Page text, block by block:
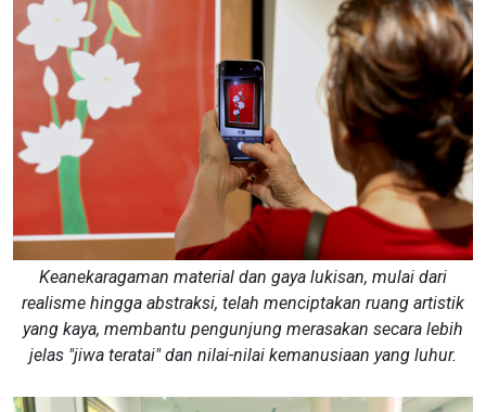
Keanekaragaman material dan gaya lukisan, mulai dari
realisme hingga abstraksi, telah menciptakan ruang artistik
yang kaya, membantu pengunjung merasakan secara lebih
jelas "jiwa teratai" dan nilai-nilai kemanusiaan yang luhur.